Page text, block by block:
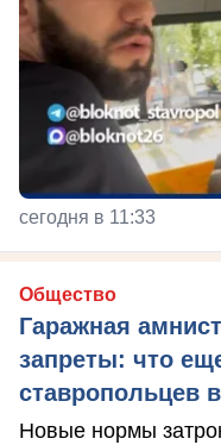
сегодня в 11:33
Общество
Гаражная
запреты: что
ставропольцев
Новые нормы